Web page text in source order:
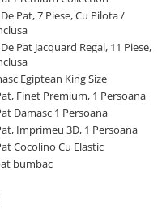
Piese, 2
Iepure, 6
Collection
Piese, Cu
Pat, 7 Piese, Cu Pilota /
Pat Jacquard Regal, 11 Piese,
Egiptean King Size
Finet Premium, 1 Persoana
Damasc 1 Persoana
Imprimeu 3D, 1 Persoana
Cocolino Cu Elastic
bumbac